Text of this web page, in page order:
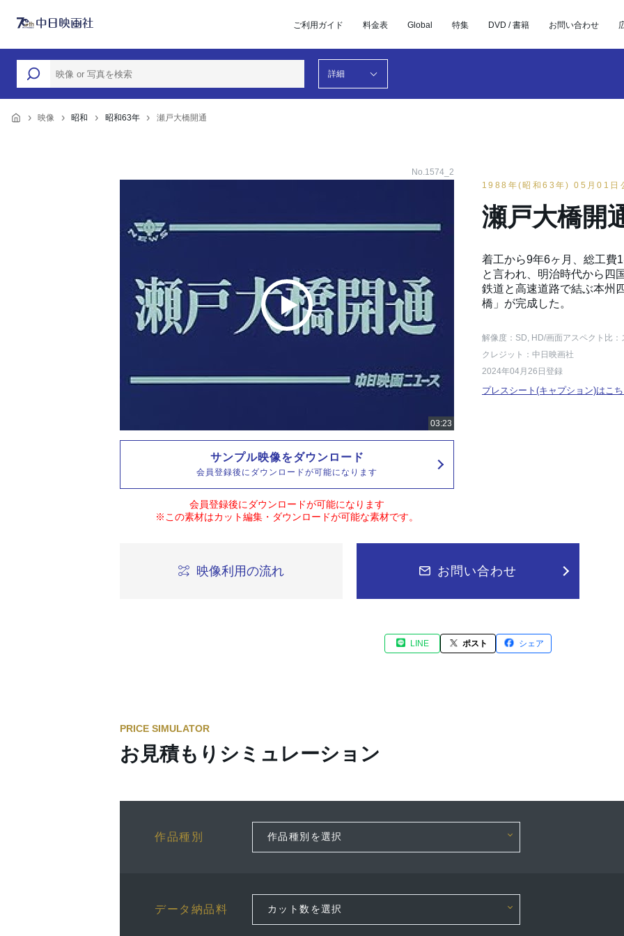
ご利用ガイド 料金表 Global 特集 DVD / 書籍 お問い合わせ
詳細
映像 昭和 昭和63年 瀬戸大橋開通
No.1574_2
サンプル映像をダウンロード
会員登録後にダウンロードが可能になります
会員登録後にダウンロードが可能になります
※この素材はカット編集・ダウンロードが可能な素材です。
1988年(昭和63年) 05月01日
瀬戸大橋開
着工から9年6ヶ月、総工費
と言われ、明治時代から四
鉄道と高速道路で結ぶ本州
橋」が完成した。
解像度：SD, HD/画面アスペクト比：
クレジット：中日映画社
2024年04月26日登録
プレスシート(キャプション)はこ
映像利用の流れ お問い合わせ
LINE ポスト シェア
PRICE SIMULATOR
お見積もりシミュレーション
作品種別
データ納品料